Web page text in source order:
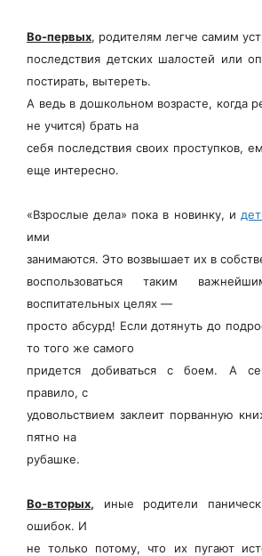
Во-первых, родителям легче самим
последствия детских шалостей или
постирать, вытереть.
А ведь в дошкольном возрасте, когда
не учится) брать на
себя последствия своих проступков,
еще интересно.
«Взрослые дела» пока в новинку, и
ими
занимаются. Это возвышает их в
воспользоваться таким
воспитательных целях —
просто абсурд! Если дотянуть до
то того же самого
придется добиваться с боем. А
правило, с
удовольствием заклеит порванную
пятно на
рубашке.
Во-вторых, иные родители
ошибок. И
не только потому, что их пугают